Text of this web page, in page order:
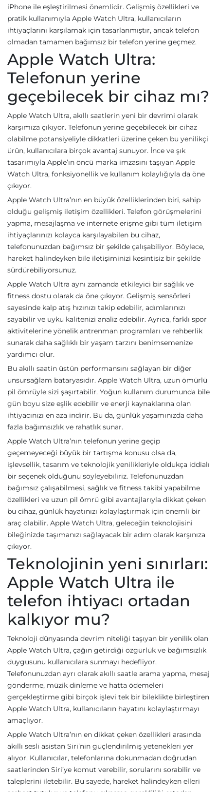
iPhone ile eşleştirilmesi önemlidir. Gelişmiş özellikleri ve
pratik kullanımıyla Apple Watch Ultra, kullanıcıların
ihtiyaçlarını karşılamak için tasarlanmıştır, ancak telefon
olmadan tamamen bağımsız bir telefon yerine geçmez.
Apple Watch Ultra:
Telefonun yerine
geçebilecek bir cihaz mı?
Apple Watch Ultra, akıllı saatlerin yeni bir devrimi olarak
karşımıza çıkıyor. Telefonun yerine geçebilecek bir cihaz
olabilme potansiyeliyle dikkatleri üzerine çeken bu yenilikçi
ürün, kullanıcılara birçok avantaj sunuyor. İnce ve şık
tasarımıyla Apple’ın öncü marka imzasını taşıyan Apple
Watch Ultra, fonksiyonellik ve kullanım kolaylığıyla da öne
çıkıyor.
Apple Watch Ultra’nın en büyük özelliklerinden biri, sahip
olduğu gelişmiş iletişim özellikleri. Telefon görüşmelerini
yapma, mesajlaşma ve internete erişme gibi tüm iletişim
ihtiyaçlarınızı kolayca karşılayabilen bu cihaz,
telefonunuzdan bağımsız bir şekilde çalışabiliyor. Böylece,
hareket halindeyken bile iletişiminizi kesintisiz bir şekilde
sürdürebiliyorsunuz.
Apple Watch Ultra aynı zamanda etkileyici bir sağlık ve
fitness dostu olarak da öne çıkıyor. Gelişmiş sensörleri
sayesinde kalp atış hızınızı takip edebilir, adımlarınızı
sayabilir ve uyku kalitenizi analiz edebilir. Ayrıca, farklı spor
aktivitelerine yönelik antrenman programları ve rehberlik
sunarak daha sağlıklı bir yaşam tarzını benimsemenize
yardımcı olur.
Bu akıllı saatin üstün performansını sağlayan bir diğer
unsursağlam bataryasıdır. Apple Watch Ultra, uzun ömürlü
pil ömrüyle sizi şaşırtabilir. Yoğun kullanım durumunda bile
gün boyu size eşlik edebilir ve enerji kaynaklarına olan
ihtiyacınızı en aza indirir. Bu da, günlük yaşamınızda daha
fazla bağımsızlık ve rahatlık sunar.
Apple Watch Ultra’nın telefonun yerine geçip
geçemeyeceği büyük bir tartışma konusu olsa da,
işlevsellik, tasarım ve teknolojik yenilikleriyle oldukça iddialı
bir seçenek olduğunu söyleyebiliriz. Telefonunuzdan
bağımsız çalışabilmesi, sağlık ve fitness takibi yapabilme
özellikleri ve uzun pil ömrü gibi avantajlarıyla dikkat çeken
bu cihaz, günlük hayatınızı kolaylaştırmak için önemli bir
araç olabilir. Apple Watch Ultra, geleceğin teknolojisini
bileğinizde taşımanızı sağlayacak bir adım olarak karşınıza
çıkıyor.
Teknolojinin yeni sınırları:
Apple Watch Ultra ile
telefon ihtiyacı ortadan
kalkıyor mu?
Teknoloji dünyasında devrim niteliği taşıyan bir yenilik olan
Apple Watch Ultra, çağın getirdiği özgürlük ve bağımsızlık
duygusunu kullanıcılara sunmayı hedefliyor.
Telefonunuzdan ayrı olarak akıllı saatle arama yapma, mesaj
gönderme, müzik dinleme ve hatta ödemeleri
gerçekleştirme gibi birçok işlevi tek bir bileklikte birleştiren
Apple Watch Ultra, kullanıcıların hayatını kolaylaştırmayı
amaçlıyor.
Apple Watch Ultra’nın en dikkat çeken özellikleri arasında
akıllı sesli asistan Siri’nin güçlendirilmiş yetenekleri yer
alıyor. Kullanıcılar, telefonlarına dokunmadan doğrudan
saatlerinden Siri’ye komut verebilir, sorularını sorabilir ve
taleplerini iletebilir. Bu sayede, hareket halindeyken elleri